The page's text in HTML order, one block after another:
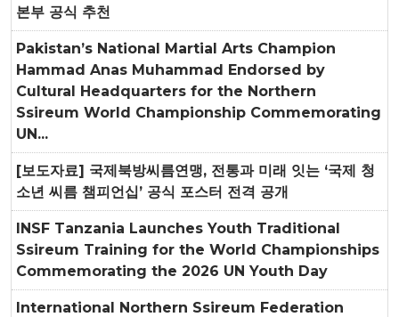
본부 공식 추천
Pakistan’s National Martial Arts Champion
Hammad Anas Muhammad Endorsed by
Cultural Headquarters for the Northern
Ssireum World Championship Commemorating
UN...
[보도자료] 국제북방씨름연맹, 전통과 미래 잇는 ‘국제 청
소년 씨름 챔피언십’ 공식 포스터 전격 공개
INSF Tanzania Launches Youth Traditional
Ssireum Training for the World Championships
Commemorating the 2026 UN Youth Day
International Northern Ssireum Federation